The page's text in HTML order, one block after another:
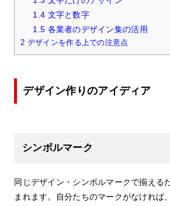
1.4 文字と数字
1.5 各業者のデザイン集の活用
2 デザインを作る上での注意点
デザイン作りのアイディア
シンボルマーク
同じデザイン・シンボルマークで揃える
まれます。自分たちのマークがなければ